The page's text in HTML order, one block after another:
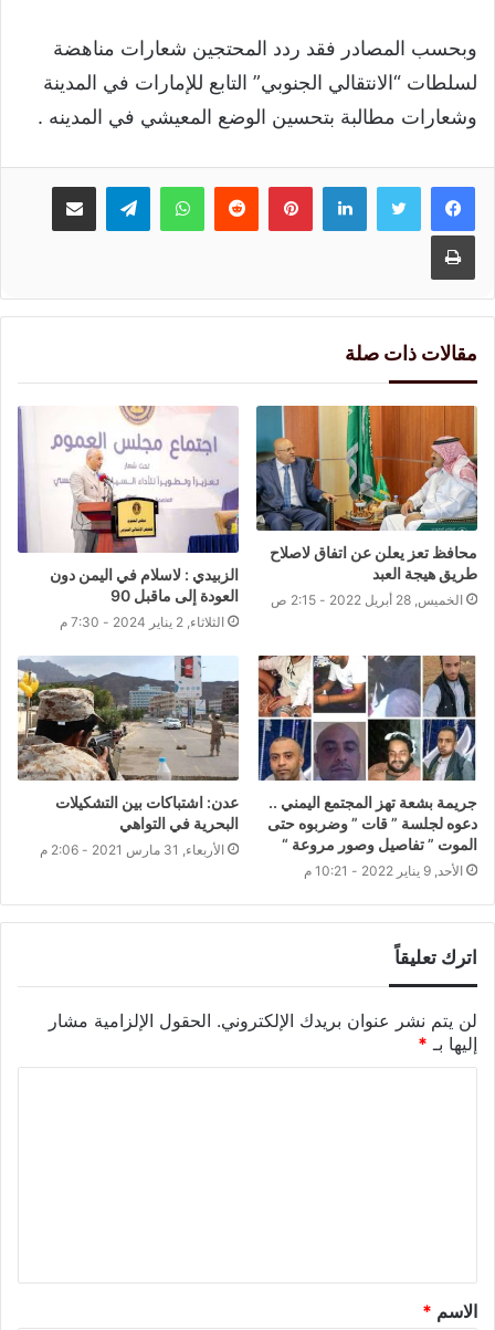
وبحسب المصادر فقد ردد المحتجين شعارات مناهضة
لسلطات “الانتقالي الجنوبي” التابع للإمارات في المدينة
وشعارات مطالبة بتحسين الوضع المعيشي في المدينه .
لينكدإنبينتيريست واتسابتيلقرام مشاركة عبر البريد
طباعة
مقالات ذات صلة
محافظ تعز يعلن عن اتفاق لاصلاح
طريق هيجة العبد
الخميس, 28 أبريل 2022 - 2:15 ص
الزبيدي : لاسلام في اليمن دون
العودة إلى ماقبل 90
الثلاثاء, 2 يناير 2024 - 7:30 م
جريمة بشعة تهز المجتمع اليمني ..
دعوه لجلسة ” قات ” وضربوه حتى
الموت ” تفاصيل وصور مروعة “
الأحد, 9 يناير 2022 - 10:21 م
عدن: اشتباكات بين التشكيلات
البحرية في التواهي
الأربعاء, 31 مارس 2021 - 2:06 م
اترك تعليقاً
لن يتم نشر عنوان بريدك الإلكتروني. الحقول الإلزامية مشار
إليها بـ *
الاسم *